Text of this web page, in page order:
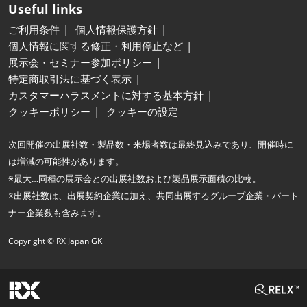
Useful links
ご利用条件
個人情報保護方針
個人情報に関する修正・利用停止など
展示会・セミナー参加ポリシー
特定商取引法に基づく表示
カスタマーハラスメントに対する基本方針
クッキーポリシー
クッキーの設定
次回開催の出展社数・製品数・来場者数は最終見込みであり、開催時に
は増減の可能性があります。
※最大…同種の展示会との出展社数および製品展示面積の比較。
※出展社数は、出展契約企業に加え、共同出展するグループ企業・パート
ナー企業数も含みます。
Copyright © RX Japan GK